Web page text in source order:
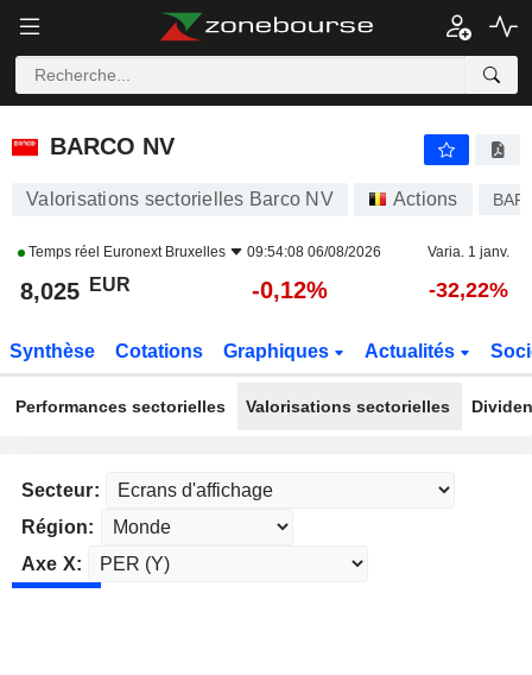
BARCO NV
BARCO NV
Valorisations sectorielles Barco NV Actions BAR
Temps réel Euronext Bruxelles 09:54:08 06/08/2026 Varia. 1 janv.
8,025 EUR -0,12% -32,22%
Synthèse Cotations Graphiques Actualités
Performances sectorielles Valorisations sectorielles
Secteur:
Région:
Axe X: